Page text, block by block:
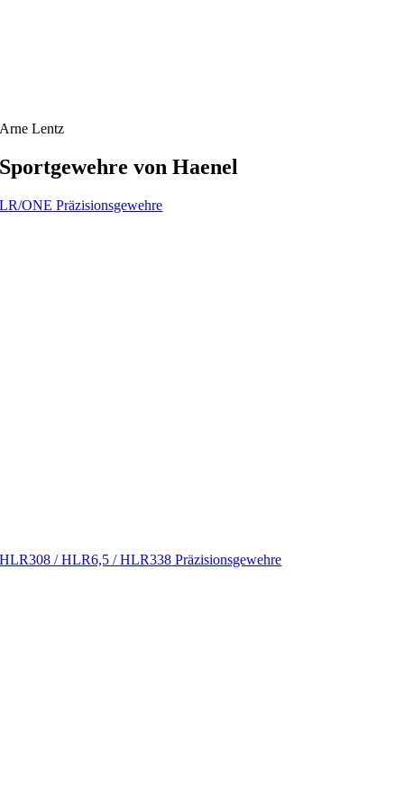
Arne Lentz
Sportgewehre von Haenel
LR/ONE Präzisionsgewehre
HLR308 / HLR6,5 / HLR338 Präzisionsgewehre